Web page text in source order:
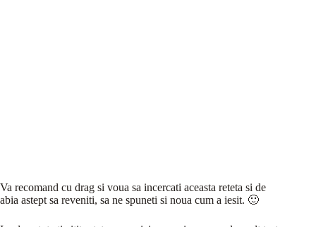
Va recomand cu drag si voua sa incercati aceasta reteta si de
abia astept sa reveniti, sa ne spuneti si noua cum a iesit. 🙂